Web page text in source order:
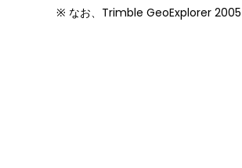
※ なお、Trimble GeoExplorer 2005